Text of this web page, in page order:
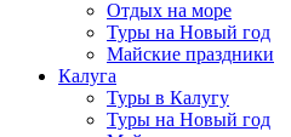
Отдых на море
Туры на Новый год
Майские праздники
Калуга
Туры в Калугу
Туры на Новый год